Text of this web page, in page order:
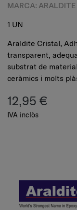
MARCA: ARALDITE
1 UN
Araldite Cristal,
transparent,
substrat de
ceràmics i molts
12,95 €
IVA inclòs